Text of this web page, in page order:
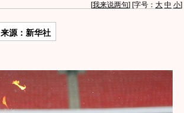
[我来说两句] [字号： 大 中 小]
来源：新华社